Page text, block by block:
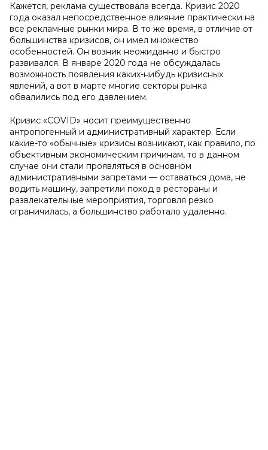
Кажется, реклама существовала всегда. Кризис 2020
года оказал непосредственное влияние практически на
все рекламные рынки мира. В то же время, в отличие от
большинства кризисов, он имел множество
особенностей. Он возник неожиданно и быстро
развивался. В январе 2020 года не обсуждалась
возможность появления каких-нибудь кризисных
явлений, а вот в марте многие секторы рынка
обвалились под его давлением.
Кризис «COVID» носит преимущественно
антропогенный и административный характер. Если
какие-то «обычные» кризисы возникают, как правило, по
объективным экономическим причинам, то в данном
случае они стали проявляться в основном
административными запретами — оставаться дома, не
водить машину, запретили поход в рестораны и
развлекательные мероприятия, торговля резко
ограничилась, а большинство работало удаленно.